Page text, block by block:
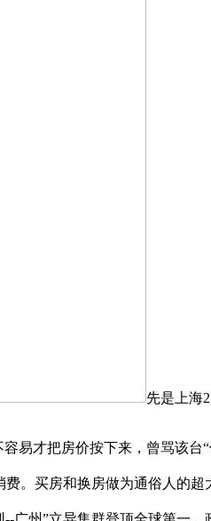
先是上海
才把房价按下来，曾骂该台“
。买房和换房做为通俗人的